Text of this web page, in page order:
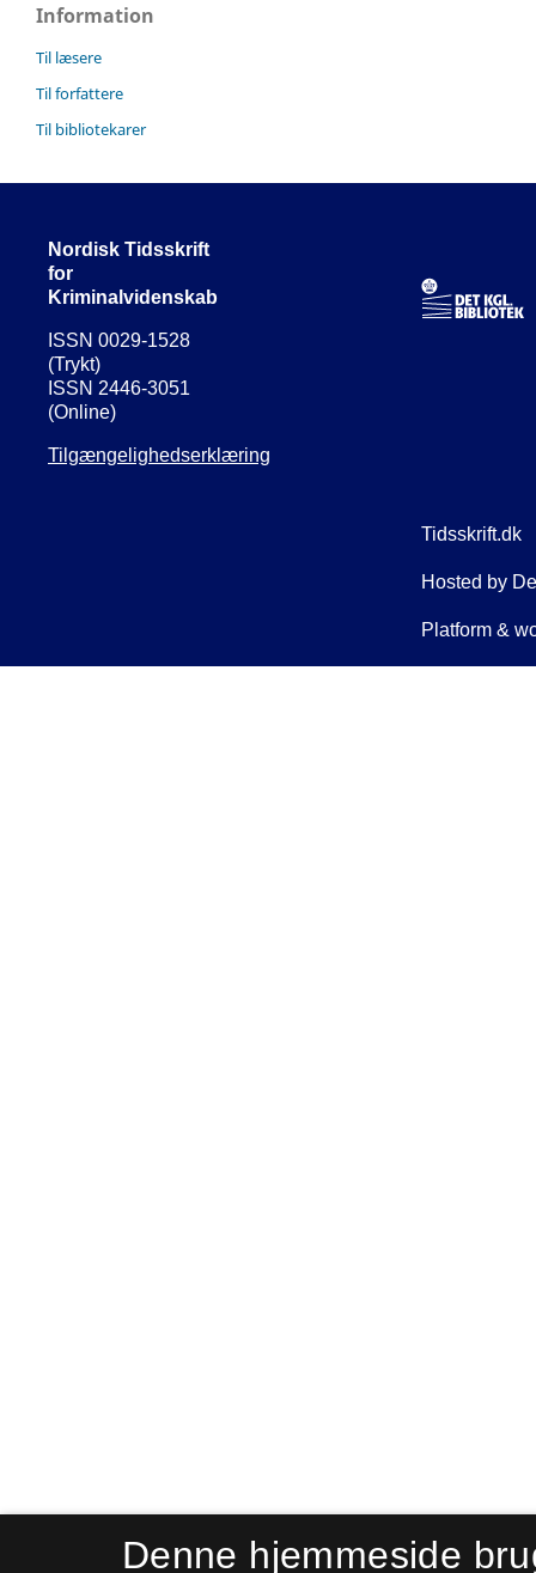
Information
Til læsere
Til forfattere
Til bibliotekarer
Nordisk Tidsskrift
for
Kriminalvidenskab
ISSN 0029-1528
(Trykt)
ISSN 2446-3051
(Online)
Tilgængelighedserklæring
Denne hjemmeside